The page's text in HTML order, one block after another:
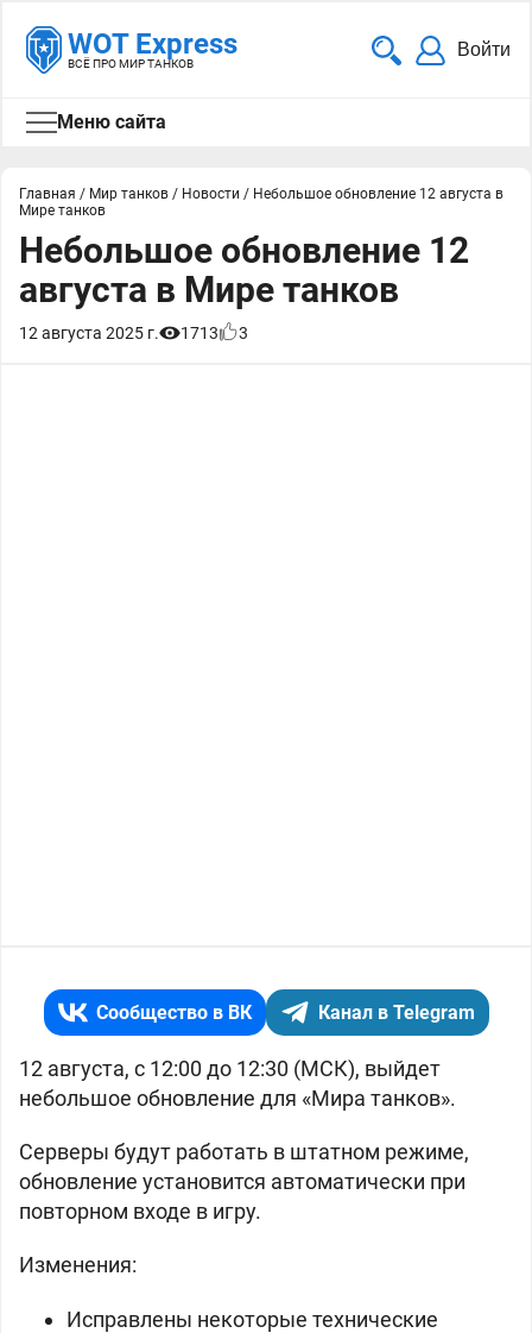
WOT Express
ВСЁ ПРО МИР ТАНКОВ
Войти
Меню сайта
Главная / Мир танков / Новости / Небольшое обновление 12 августа в
Мире танков
Небольшое обновление 12
августа в Мире танков
12 августа 2025 г. 1713 3
Сообщество в ВК Канал в Telegram
12 августа, с 12:00 до 12:30 (МСК), выйдет
небольшое обновление для «Мира танков».
Серверы будут работать в штатном режиме,
обновление установится автоматически при
повторном входе в игру.
Изменения:
Исправлены некоторые технические